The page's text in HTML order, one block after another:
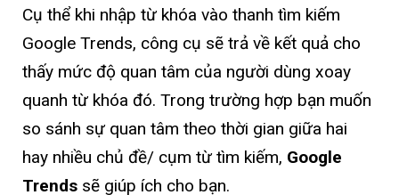
Cụ thể khi nhập từ khóa vào thanh tìm kiếm
Google Trends, công cụ sẽ trả về kết quả cho
thấy mức độ quan tâm của người dùng xoay
quanh từ khóa đó. Trong trường hợp bạn muốn
so sánh sự quan tâm theo thời gian giữa hai
hay nhiều chủ đề/ cụm từ tìm kiếm, Google
Trends sẽ giúp ích cho bạn.